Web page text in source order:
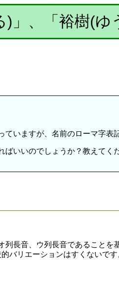
)」、「裕樹(ゆ
いますが、名前のローマ字表
いいのでしょうか？教えてく
列長音、ウ列長音であること
バリエーションはすくないです